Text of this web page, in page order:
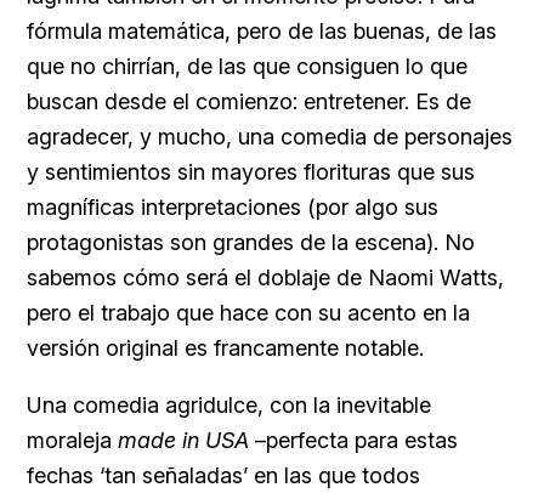
fórmula matemática, pero de las buenas, de las
que no chirrían, de las que consiguen lo que
buscan desde el comienzo: entretener. Es de
agradecer, y mucho, una comedia de personajes
y sentimientos sin mayores florituras que sus
magníficas interpretaciones (por algo sus
protagonistas son grandes de la escena). No
sabemos cómo será el doblaje de Naomi Watts,
pero el trabajo que hace con su acento en la
versión original es francamente notable.
Una comedia agridulce, con la inevitable
moraleja made in USA –perfecta para estas
fechas ‘tan señaladas’ en las que todos